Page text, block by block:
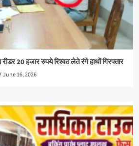
रीडर 20 हजार रुपये रिश्वत लेते रंगे हाथों गिरफ्तार
June 16, 2026